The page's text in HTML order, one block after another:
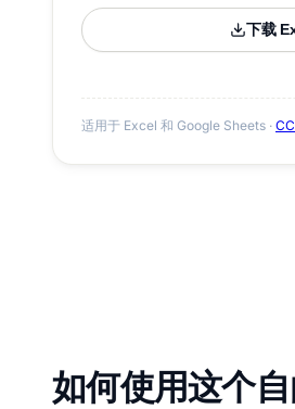
下载
适用于 Excel 和 Google Sheets ·
如何使用这个